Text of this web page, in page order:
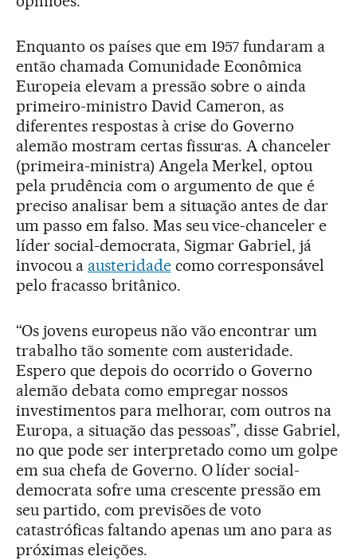
Enquanto os países que em 1957 fundaram a
então chamada Comunidade Econômica
Europeia elevam a pressão sobre o ainda
primeiro-ministro David Cameron, as
diferentes respostas à crise do Governo
alemão mostram certas fissuras. A chanceler
(primeira-ministra) Angela Merkel, optou
pela prudência com o argumento de que é
preciso analisar bem a situação antes de dar
um passo em falso. Mas seu vice-chanceler e
líder social-democrata, Sigmar Gabriel, já
invocou a austeridadecomo corresponsável
pelo fracasso britânico.
“Os jovens europeus não vão encontrar um
trabalho tão somente com austeridade.
Espero que depois do ocorrido o Governo
alemão debata como empregar nossos
investimentos para melhorar, com outros na
Europa, a situação das pessoas”, disse Gabriel,
no que pode ser interpretado como um golpe
em sua chefa de Governo. O líder social-
democrata sofre uma crescente pressão em
seu partido, com previsões de voto
catastróficas faltando apenas um ano para as
próximas eleições.